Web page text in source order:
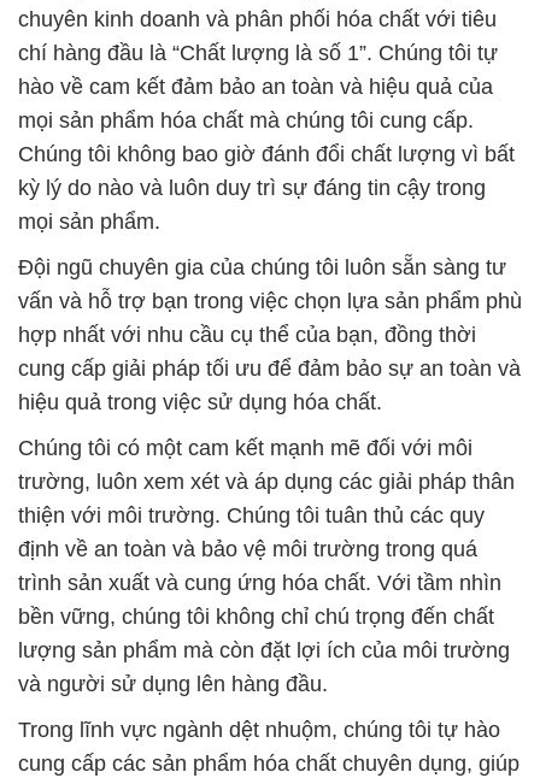
chuyên kinh doanh và phân phối hóa chất với tiêu
chí hàng đầu là “Chất lượng là số 1”. Chúng tôi tự
hào về cam kết đảm bảo an toàn và hiệu quả của
mọi sản phẩm hóa chất mà chúng tôi cung cấp.
Chúng tôi không bao giờ đánh đổi chất lượng vì bất
kỳ lý do nào và luôn duy trì sự đáng tin cậy trong
mọi sản phẩm.
Đội ngũ chuyên gia của chúng tôi luôn sẵn sàng tư
vấn và hỗ trợ bạn trong việc chọn lựa sản phẩm phù
hợp nhất với nhu cầu cụ thể của bạn, đồng thời
cung cấp giải pháp tối ưu để đảm bảo sự an toàn và
hiệu quả trong việc sử dụng hóa chất.
Chúng tôi có một cam kết mạnh mẽ đối với môi
trường, luôn xem xét và áp dụng các giải pháp thân
thiện với môi trường. Chúng tôi tuân thủ các quy
định về an toàn và bảo vệ môi trường trong quá
trình sản xuất và cung ứng hóa chất. Với tầm nhìn
bền vững, chúng tôi không chỉ chú trọng đến chất
lượng sản phẩm mà còn đặt lợi ích của môi trường
và người sử dụng lên hàng đầu.
Trong lĩnh vực ngành dệt nhuộm, chúng tôi tự hào
cung cấp các sản phẩm hóa chất chuyên dụng, giúp